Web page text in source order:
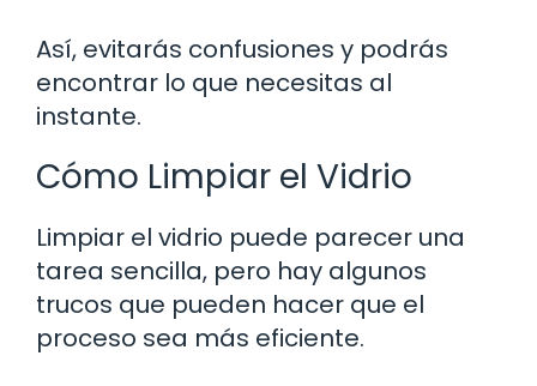
Así, evitarás confusiones y podrás
encontrar lo que necesitas al
instante.
Cómo Limpiar el Vidrio
Limpiar el vidrio puede parecer una
tarea sencilla, pero hay algunos
trucos que pueden hacer que el
proceso sea más eficiente.